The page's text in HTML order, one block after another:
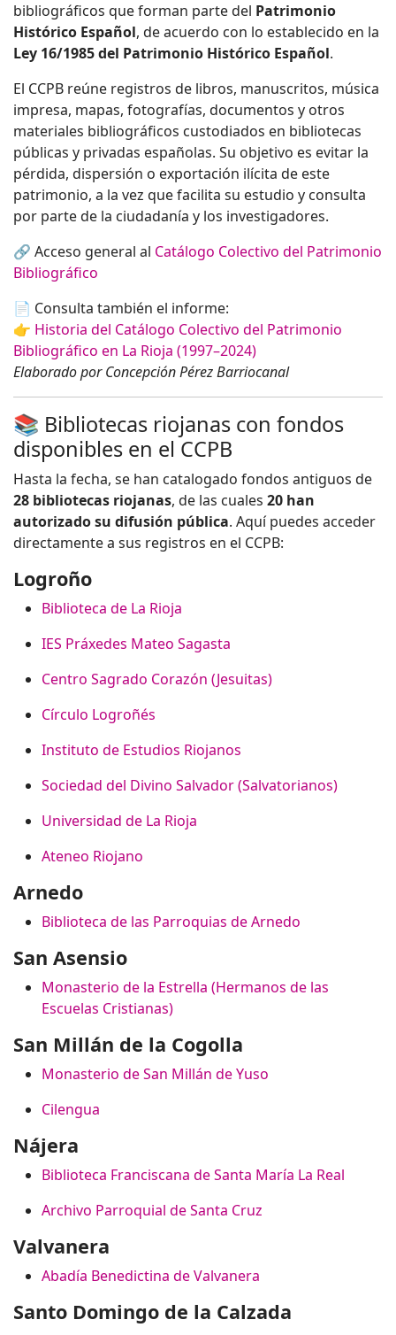
bibliográficos que forman parte del Patrimonio
Histórico Español, de acuerdo con lo establecido en la
Ley 16/1985 del Patrimonio Histórico Español.
El CCPB reúne registros de libros, manuscritos, música
impresa, mapas, fotografías, documentos y otros
materiales bibliográficos custodiados en bibliotecas
públicas y privadas españolas. Su objetivo es evitar la
pérdida, dispersión o exportación ilícita de este
patrimonio, a la vez que facilita su estudio y consulta
por parte de la ciudadanía y los investigadores.
🔗 Acceso general al Catálogo Colectivo del Patrimonio
Bibliográfico
📄 Consulta también el informe:
👉 Historia del Catálogo Colectivo del Patrimonio
Bibliográfico en La Rioja (1997–2024)
Elaborado por Concepción Pérez Barriocanal
📚 Bibliotecas riojanas con fondos
disponibles en el CCPB
Hasta la fecha, se han catalogado fondos antiguos de
28 bibliotecas riojanas, de las cuales 20 han
autorizado su difusión pública. Aquí puedes acceder
directamente a sus registros en el CCPB:
Logroño
Biblioteca de La Rioja
IES Práxedes Mateo Sagasta
Centro Sagrado Corazón (Jesuitas)
Círculo Logroñés
Instituto de Estudios Riojanos
Sociedad del Divino Salvador (Salvatorianos)
Universidad de La Rioja
Ateneo Riojano
Arnedo
Biblioteca de las Parroquias de Arnedo
San Asensio
Monasterio de la Estrella (Hermanos de las
Escuelas Cristianas)
San Millán de la Cogolla
Monasterio de San Millán de Yuso
Cilengua
Nájera
Biblioteca Franciscana de Santa María La Real
Archivo Parroquial de Santa Cruz
Valvanera
Abadía Benedictina de Valvanera
Santo Domingo de la Calzada